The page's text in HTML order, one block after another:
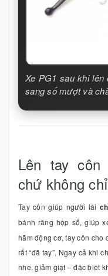
Xe PG1 sau khi
sang số mượt và
Lên tay côn
chứ không
Tay côn giúp người lái
bánh răng hộp số, giúp
hãm động cơ, tay côn cho
rất “đã tay”. Ngay cả khi
nhẹ, giảm giật – đặc biệt